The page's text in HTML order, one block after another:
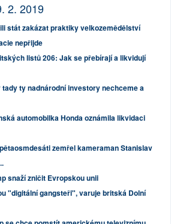
2. 2019
stát zakázat praktiky velkozemědělství
nepřijde
listů 206: Jak se přebírají a likvidují
ty nadnárodní investory nechceme a
automobilka Honda oznámila likvidaci
zemřel kameraman Stanislav
snaží zničit Evropskou unii
"digitální gangsteři", varuje britská Dolní